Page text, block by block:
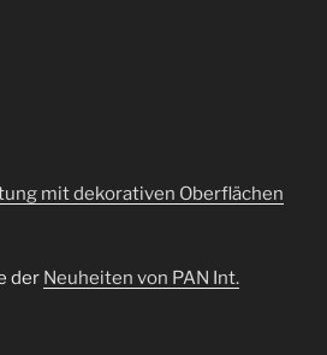
mit dekorativen Oberflächen
der Neuheiten von PAN Int.